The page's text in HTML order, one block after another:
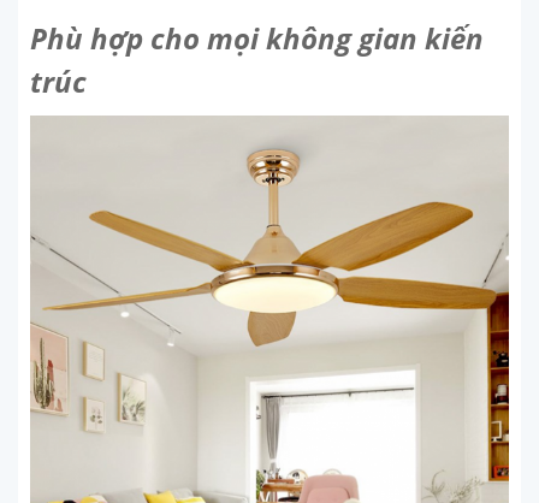
Phù hợp cho mọi không gian kiến
trúc